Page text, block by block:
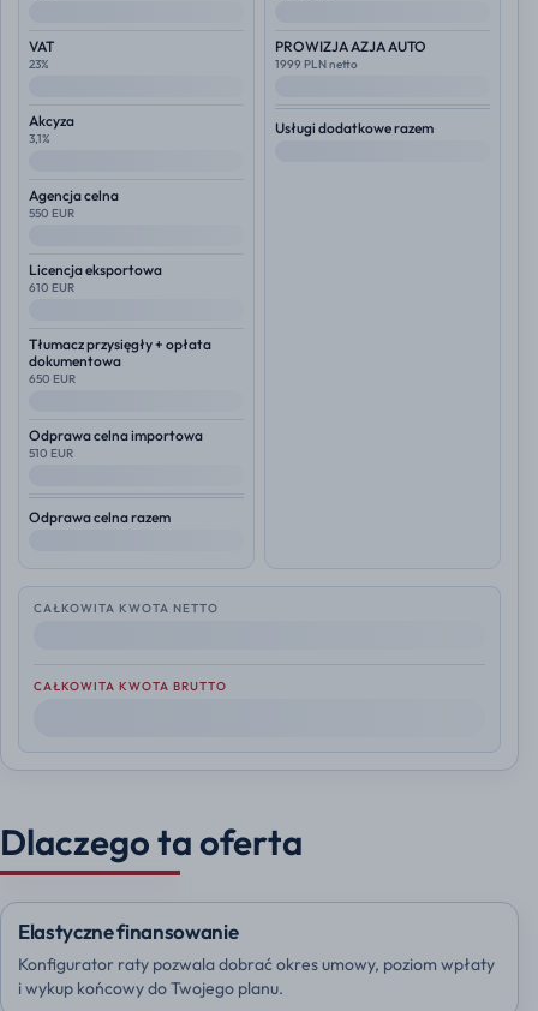
VAT
23%
Akcyza
3,1%
Agencja celna
550 EUR
Licencja eksportowa
610 EUR
Tłumacz przysięgły + opłata
dokumentowa
650 EUR
Odprawa celna importowa
510 EUR
Odprawa celna razem
PROWIZJA AZJA AUTO
1999 PLN netto
Usługi dodatkowe razem
CAŁKOWITA KWOTA NETTO
CAŁKOWITA KWOTA BRUTTO
Dlaczego ta oferta
Elastyczne finansowanie
Konfigurator raty pozwala dobrać okres umowy, poziom wpłaty
i wykup końcowy do Twojego planu.